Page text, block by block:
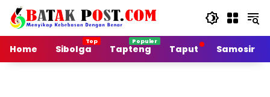
Langsung
konten
Home
Sibolga Tapteng Taput Samosir